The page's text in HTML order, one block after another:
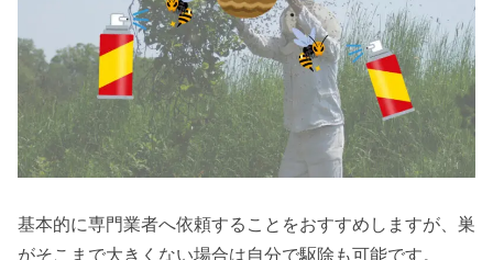
基本的に専門業者へ依頼することをおすすめしますが、巣
がそこまで大きくない場合は自分で駆除も可能です。